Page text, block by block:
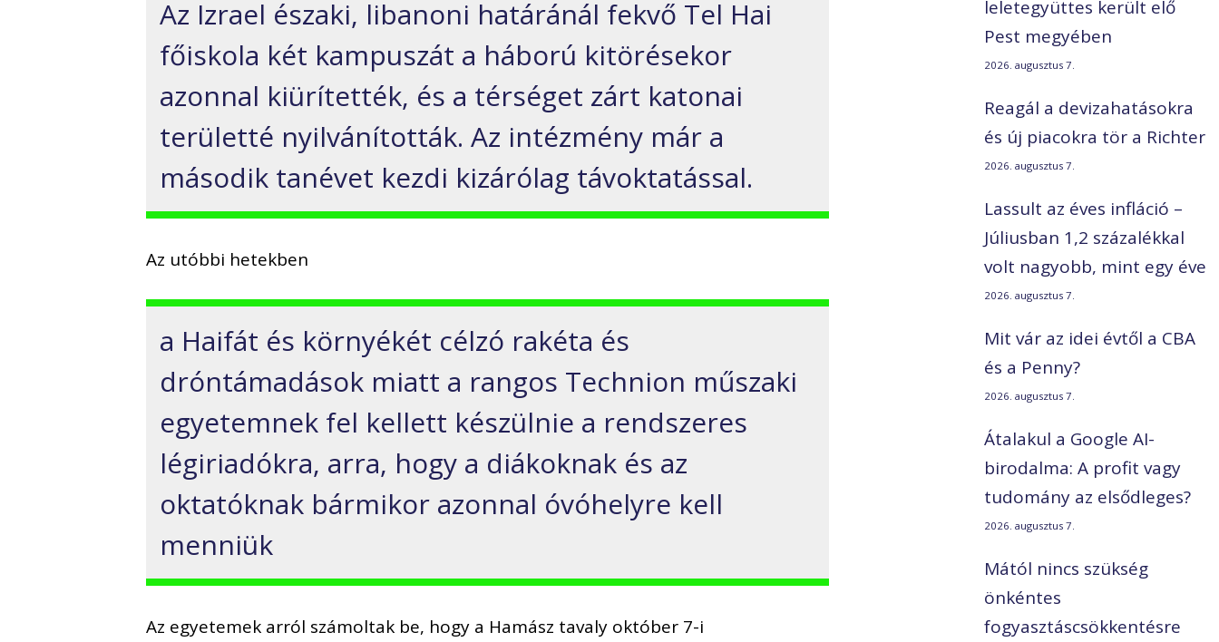
Az Izrael északi, libanoni határánál fekvő Tel Hai
főiskola két kampuszát a háború kitörésekor
azonnal kiürítették, és a térséget zárt katonai
területté nyilvánították. Az intézmény már a
második tanévet kezdi kizárólag távoktatással.
Az utóbbi hetekben
a Haifát és környékét célzó rakéta és
dróntámadások miatt a rangos Technion műszaki
egyetemnek fel kellett készülnie a rendszeres
légiriadókra, arra, hogy a diákoknak és az
oktatóknak bármikor azonnal óvóhelyre kell
menniük
Az egyetemek arról számoltak be, hogy a Hamász tavaly október 7-i
leletegyüttes került elő
Pest megyében
2026. augusztus 7.
Reagál a devizahatásokra
és új piacokra tör a Richter
2026. augusztus 7.
Lassult az éves infláció –
Júliusban 1,2 százalékkal
volt nagyobb, mint egy éve
2026. augusztus 7.
Mit vár az idei évtől a CBA
és a Penny?
2026. augusztus 7.
Átalakul a Google AI-
birodalma: A profit vagy
tudomány az elsődleges?
2026. augusztus 7.
Mától nincs szükség
önkéntes
fogyasztáscsökkentésre